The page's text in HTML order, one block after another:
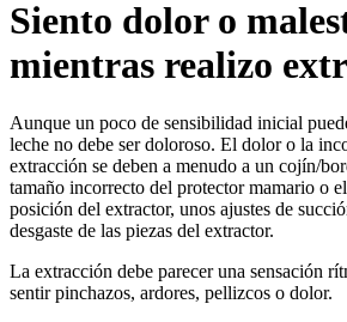
Siento dolor o
mientras realizo
Aunque un poco de sensibilidad inicial
leche no debe ser doloroso. El dolor o la
extracción se deben a menudo a un cojín/
tamaño incorrecto del protector mamario o
posición del extractor, unos ajustes de
desgaste de las piezas del extractor.
La extracción debe parecer una sensación
sentir pinchazos, ardores, pellizcos o dolor.